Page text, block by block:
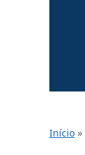
Início »